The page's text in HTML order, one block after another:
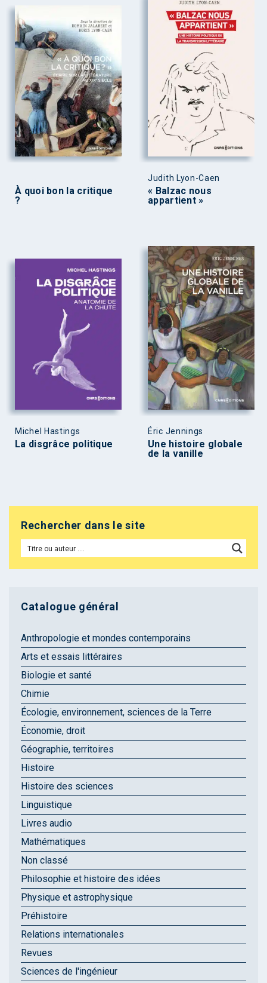
À quoi bon la critique
?
Judith Lyon-Caen
« Balzac nous
appartient »
Michel Hastings
La disgrâce politique
Éric Jennings
Une histoire globale
de la vanille
Rechercher dans le site
Catalogue général
Anthropologie et mondes contemporains
Arts et essais littéraires
Biologie et santé
Chimie
Écologie, environnement, sciences de la Terre
Économie, droit
Géographie, territoires
Histoire
Histoire des sciences
Linguistique
Livres audio
Mathématiques
Non classé
Philosophie et histoire des idées
Physique et astrophysique
Préhistoire
Relations internationales
Revues
Sciences de l'ingénieur